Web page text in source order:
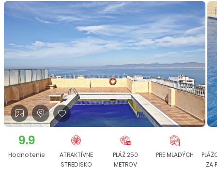
9.9
Hodnotenie
ATRAKTÍVNE
STREDISKO
PLÁŽ 250
METROV
PRE MLADÝCH
ZA